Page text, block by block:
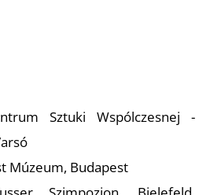
Sztuki Wspólczesnej -
Múzeum, Budapest